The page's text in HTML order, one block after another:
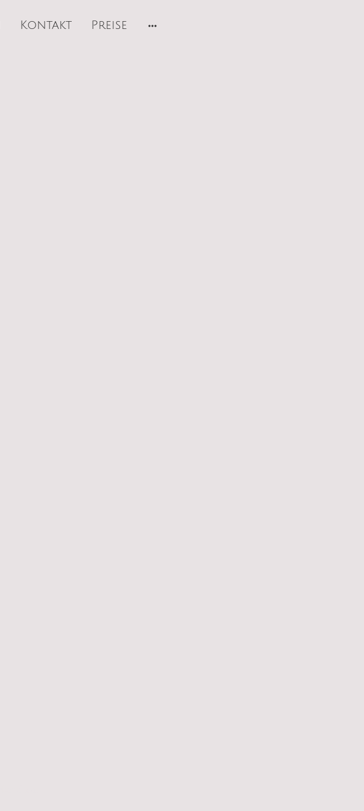
Kontakt Preise